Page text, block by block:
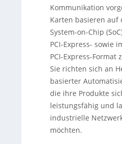
Publisher/Subscriber) und
Firmwarewechsel
Schwerpunkt ist die
regulatorische Vorgaben
Resilience Act (CRA, ab
Mechanismen. Weitere Merkmale:
industrietauglicher
-20 bis +75 °C,
parallele IoT-Konnektivität
Treiber/Tools für einfache
ein Drehschalter für 1:1-
stabilen Betrieb mehrerer
Kommunikation
Karten basieren auf
System-on-Chip
PCI-Express- sowie
PCI-Express-Format
Sie richten sich an
basierter
die ihre Produkte
leistungsfähig und
industrielle
möchten.